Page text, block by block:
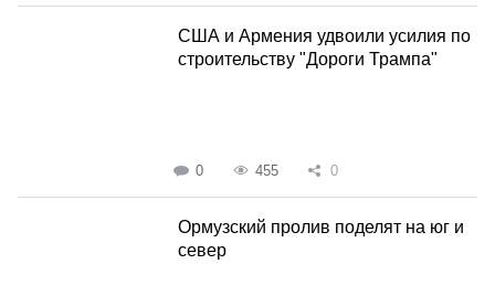
США и Армения удвоили усилия по
строительству "Дороги Трампа"
0 455 0
Ормузский пролив поделят на юг и
север